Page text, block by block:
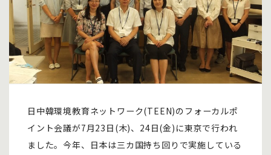
日中韓環境教育ネットワーク(TEEN)のフォーカルポ
イント会議が7月23日(木)、24日(金)に東京で行われ
ました。今年、日本は三カ国持ち回りで実施している